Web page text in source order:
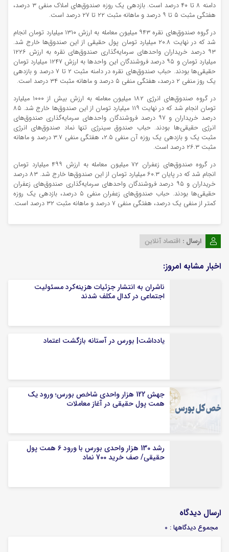
دامنه ۸ تا ۴۰ درصد است. بازدهی یک روزه صندوق‌های املاک منفی ۳ درصد،
هفتگی مثبت ۵ تا ۹ درصد و ماهانه مثبت ۲۲ تا ۲۷ درصد است.
در گروه صندوق‌های نقره ۹۴۳ میلیون معامله به ارزش ۱۳۱۰ میلیارد تومان انجام
شد که در نهایت ۲۰.۸ میلیارد تومان پول حقیقی از این صندوق‌ها خارج شد.
۹۳ درصد خریداران واحد‌های سرمایه‌گذاری صندوق‌های نقره به ارزش ۱۲۲۶
میلیارد تومان و ۹۵ درصد فروشندگان این واحد‌ها به ارزش ۱۲۴۷ میلیارد تومان
حقیقی‌ها بودند. حباب صندوق‌های نقره در دامنه مثبت ۲ تا ۷ درصد و بازدهی
یک روز منفی ۲ درصد، هفتگی منفی ۵ درصد و ماهانه مثبت ۳۴ درصد است.
در گروه صندوق‌های انرژی ۱۸۲ میلیون معامله به ارزش بیش از ۱۰۰۰ میلیارد
تومان انجام شد که در نهایت ۱۱۹ میلیارد تومان از این صندوق‌ها خارج شد. ۸۵
درصد خریداران و ۹۷ درصد فروشندگان واحد‌های سرمایه‌گذاری صندوق‌های
انرژی حقیقی‌ها بودند. حباب صندوق سینرژی تنها نماد صندوق‌های انرژی
مثبت یک و بازدهی یک روزه آن منفی ۲.۵، هفتگی منفی ۳.۷ درصد و ماهانه
مثبت ۲۶.۳ درصد است.
در گروه صندوق‌های زعفران ۷۲ میلیون معامله به ارزش ۴۹۹ میلیارد تومان
انجام شد که در پایان ۶۰.۳ میلیارد تومان از این صندوق‌ها خارج شد. ۸۳ درصد
خریداران و ۹۵ درصد فروشندگان واحد‌های سرمایه‌گذاری صندوق‌های زعفران
حقیقی‌ها بودند. حباب صندوق‌های زعفران منفی ۵ درصد، بازدهی یک روزه
کمتر از منفی یک درصد، هفتگی منفی ۷ درصد و ماهانه مثبت ۳۲ درصد است.
ارسال : اقتصاد آنلاین
اخبار مشابه امروز:
ناشران به انتشار جزئیات هزینه‌کرد مسئولیت
اجتماعی در کدال مکلف شدند
یادداشت| بورس در آستانه بازگشت اعتماد
جهش 122 هزار واحدی شاخص بورس؛ ورود یک
همت پول حقیقی در آغاز معاملات
رشد 130 هزار واحدی بورس با ورود 6 همت پول
حقیقی/ صف خرید 700 نماد
ارسال دیدگاه
مجموع دیدگاهها : 0